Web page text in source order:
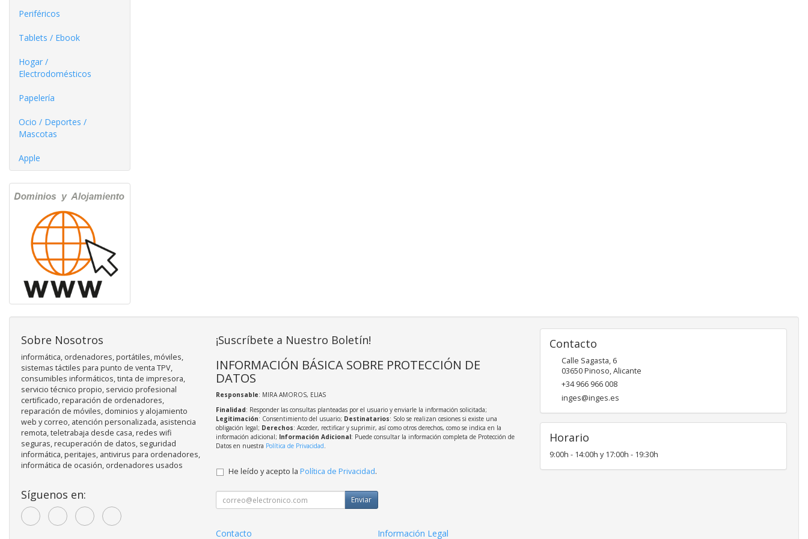
Periféricos
Tablets / Ebook
Hogar /
Electrodomésticos
Papelería
Ocio / Deportes /
Mascotas
Apple
Sobre Nosotros
informática, ordenadores, portátiles, móviles,
sistemas táctiles para punto de venta TPV,
consumibles informáticos, tinta de impresora,
servicio técnico propio, servicio profesional
certificado, reparación de ordenadores,
reparación de móviles, dominios y alojamiento
web y correo, atención personalizada, asistencia
remota, teletrabaja desde casa, redes wifi
seguras, recuperación de datos, seguridad
informática, peritajes, antivirus para ordenadores,
informática de ocasión, ordenadores usados
Síguenos en:
¡Suscríbete a Nuestro Boletín!
INFORMACIÓN BÁSICA SOBRE PROTECCIÓN DE
DATOS
Responsable: MIRA AMOROS, ELIAS
Finalidad: Responder las consultas planteadas por el usuario y enviarle la información solicitada;
Legitimación: Consentimiento del usuario; Destinatarios: Solo se realizan cesiones si existe una
obligación legal; Derechos: Acceder, rectificar y suprimir, así como otros derechos, como se indica en la
información adicional; Información Adicional: Puede consultar la información completa de Protección de
Datos en nuestra Política de Privacidad.
He leído y acepto la Política de Privacidad.
Enviar
Contacto Información Legal
Contacto
Calle Sagasta, 6
03650Pinoso,Alicante
+34 966 966 008
inges@inges.es
Horario
9:00h - 14:00h y 17:00h - 19:30h